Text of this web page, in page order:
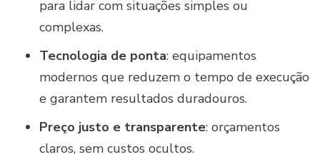
para lidar com situações simples ou
complexas.
Tecnologia de ponta: equipamentos
modernos que reduzem o tempo de execução
e garantem resultados duradouros.
Preço justo e transparente: orçamentos
claros, sem custos ocultos.